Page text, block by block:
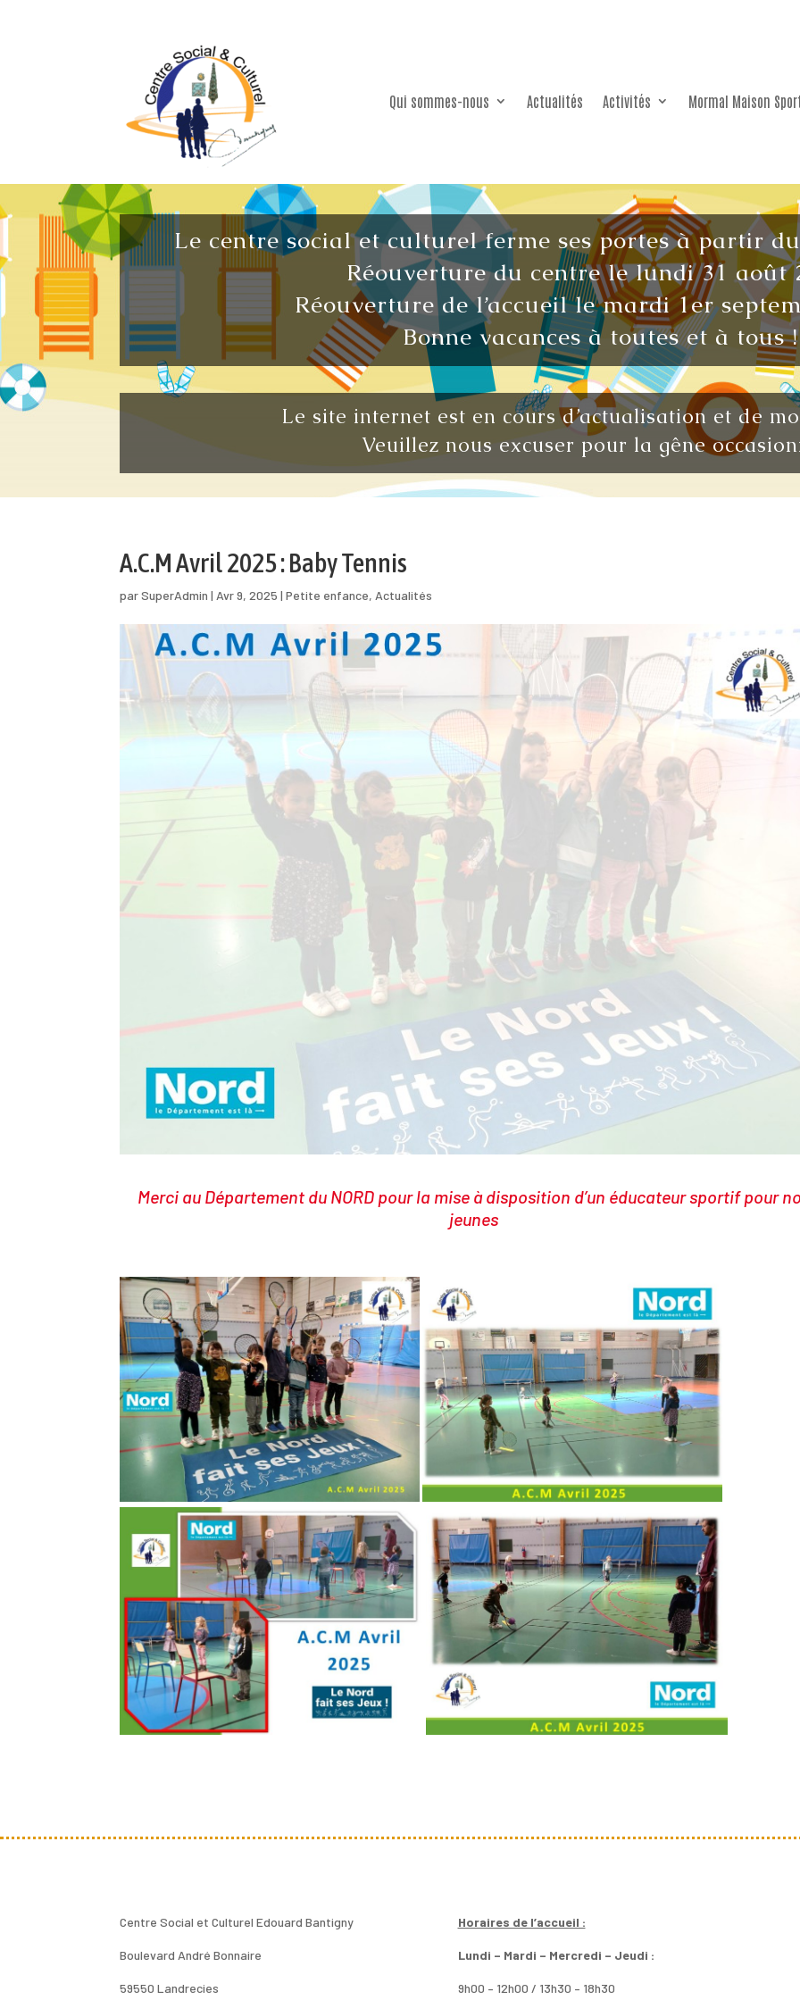
Qui sommes-nous Actualités Activités Mormal Maison
Le centre social et culturel ferme ses portes à partir
Réouverture du centre le lundi 31 août
Réouverture de l’accueil le mardi 1er
Bonne vacances à toutes et à tous !
Le site internet est en cours d’actualisation et de
Veuillez nous excuser pour la gêne
A.C.M Avril 2025 : Baby Tennis
parSuperAdmin |Avr 9, 2025 |Petite enfance,Actualités
Merci au Département du NORD pour la mise à disposition d’un éducateur sportif pour
jeunes
Centre Social et Culturel Edouard Bantigny
Boulevard André Bonnaire
59550 Landrecies
Horaires de l’accueil :
Lundi – Mardi – Mercredi – Jeudi :
9h00 – 12h00 / 13h30 – 18h30